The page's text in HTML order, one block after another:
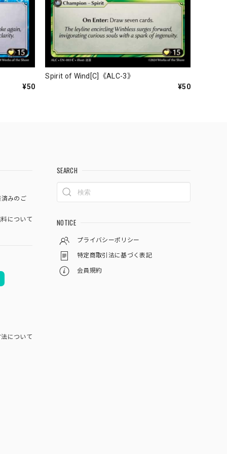
¥50
Spirit of Wind[C]《ALC-3》
¥50
みのご
について
について
SEARCH
NOTICE
プライバシーポリシー
特定商取引法に基づく表記
会員規約